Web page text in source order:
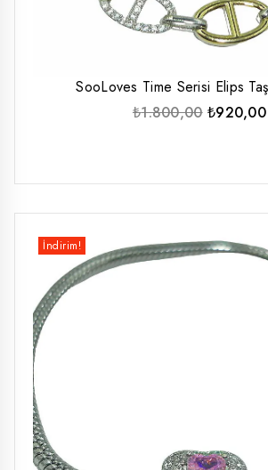
SooLoves Time Serisi Elips
₺1.800,00 Orijinal
₺920,00
İndirim!